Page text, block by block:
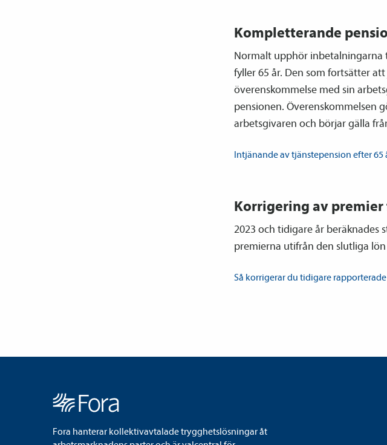
Kompletterande
Normalt upphör inbetalningarna
fyller 65 år. Den som fortsätter
överenskommelse med sin
pensionen. Överenskommelsen
arbetsgivaren och börjar gälla
Intjänande av tjänste­pension efter 65
Korrigering av premier
2023 och tidigare år
premierna utifrån den slutliga
Så korrigerar du tidigare rapporterade
Fora hanterar kollektivavtalade trygghetslösningar åt